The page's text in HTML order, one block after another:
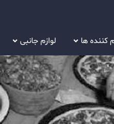
کننده ها لوازم جانبی